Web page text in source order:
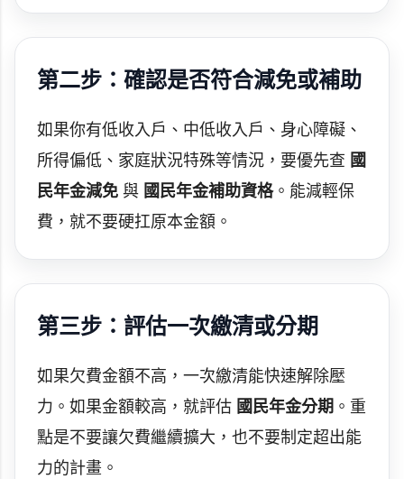
第二步：確認是否符合減免或補助
如果你有低收入戶、中低收入戶、身心障礙、
所得偏低、家庭狀況特殊等情況，要優先查 國
民年金減免 與 國民年金補助資格。能減輕保
費，就不要硬扛原本金額。
第三步：評估一次繳清或分期
如果欠費金額不高，一次繳清能快速解除壓
力。如果金額較高，就評估 國民年金分期 。重
點是不要讓欠費繼續擴大，也不要制定超出能
力的計畫。